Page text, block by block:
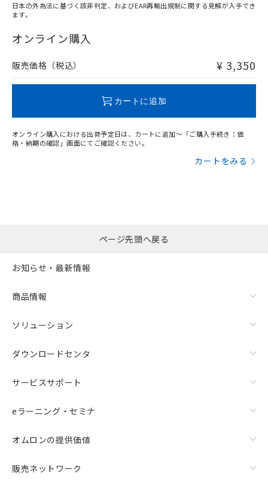
在庫等で未対応品が混在する可能性があります。
問い合わせください。
日本の外為法に基づく該非判定、およびEAR再輸出規制に関する見解が入手でき
ます。
オンライン購入
販売価格（税込） ¥ 3,350
カートに追加
オンライン購入における出荷予定日は、カートに追加～「ご購入手続き：価
格・納期の確認」画面にてご確認ください。
カートをみる
ページ先頭へ戻る
お知らせ・最新情報
商品情報
ソリューション
ダウンロードセンタ
サービスサポート
eラーニング・セミナ
オムロンの提供価値
販売ネットワーク